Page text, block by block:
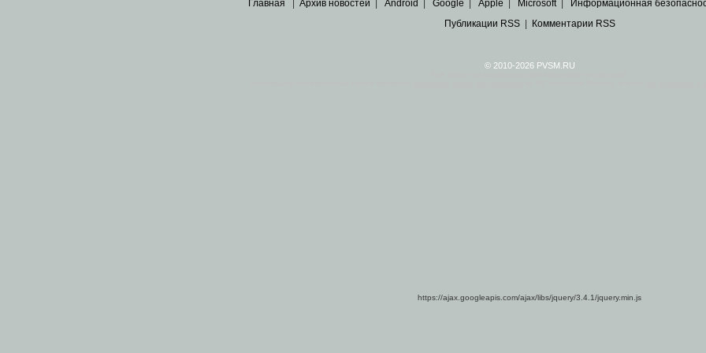
Главная Архив новостей Android Google Apple Microsoft| Информационная
Публикации RSS| Комментарии RSS
© 2010-2026 PVSM.RU
https://ajax.googleapis.com/ajax/libs/jquery/3.4.1/jquery.min.js